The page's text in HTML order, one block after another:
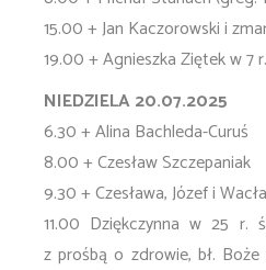
15.00 + Jan Kaczorowski i
19.00 + Agnieszka Ziętek w 7
NIEDZIELA 20.07.2025
6.30 + Alina Bachleda-Curuś
8.00 + Czesław Szczepaniak
9.30 + Czesława, Józef i
11.00 Dziękczynna w 25 r.
z prośbą o zdrowie, bł.